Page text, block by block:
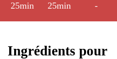
25min 25min -
Ingrédients pour